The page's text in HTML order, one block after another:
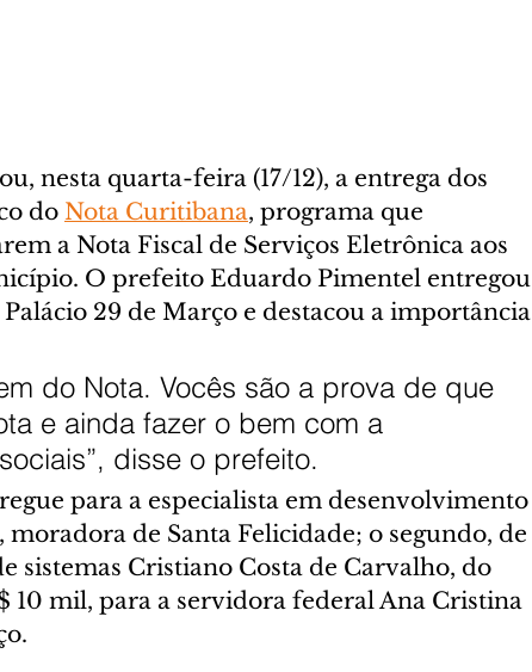
nesta quarta-feira (17/12), a entrega dos
do Nota Curitibana, programa que
a Nota Fiscal de Serviços Eletrônica aos
O prefeito Eduardo Pimentel entregou
29 de Março e destacou a importância
do Nota. Vocês são a prova de que
e ainda fazer o bem com a
disse o prefeito.
para a especialista em desenvolvimento
de Santa Felicidade; o segundo, de
sistemas Cristiano Costa de Carvalho, do
10 mil, para a servidora federal Ana Cristina